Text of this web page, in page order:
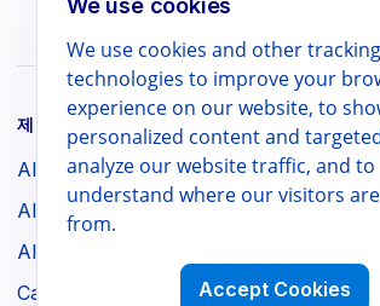
제품
AI Slides Translator
AI Docs Translator
AI Sheets Translator
CalendarBoost
We use cookies
We use cookies and other tracking
technologies to improve your
experience on our website, to
personalized content and
analyze our website traffic, and to
understand where our visitors
from.
Accept Cookies